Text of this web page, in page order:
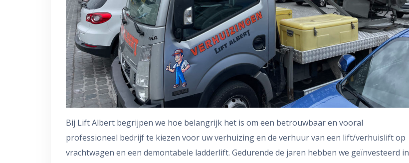
Bij Lift Albert begrijpen we hoe belangrijk het is om een betrouwbaar en vooral
professioneel bedrijf te kiezen voor uw verhuizing en de verhuur van een lift/verhuislift op
vrachtwagen en een demontabele ladderlift. Gedurende de jaren hebben we geïnvesteerd in